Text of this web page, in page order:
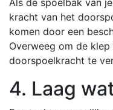
kracht van het
komen door een
Overweeg om de
doorspoelkracht te
4. Laag